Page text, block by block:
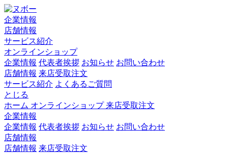
企業情報
店舗情報
サービス紹介
オンラインショップ
企業情報 代表者挨拶 お知らせ お問い合わせ
店舗情報 来店受取注文
サービス紹介 よくあるご質問
とじる
ホーム オンラインショップ来店受取注文
企業情報
企業情報 代表者挨拶 お知らせ お問い合わせ
店舗情報
店舗情報 来店受取注文